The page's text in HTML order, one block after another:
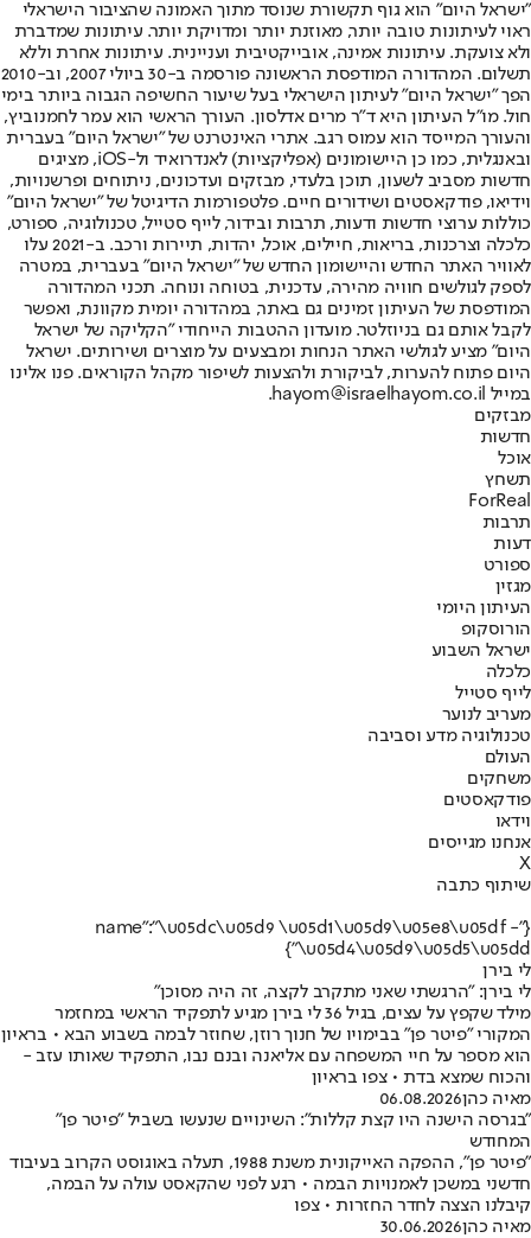
"ישראל היום" הוא גוף תקשורת שנוסד מתוך האמונה שהציבור הישראלי
ראוי לעיתונות טובה יותר, מאוזנת יותר ומדויקת יותר. עיתונות שמדברת
ולא צועקת. עיתונות אמינה, אובייקטיבית ועניינית. עיתונות אחרת וללא
תשלום. המהדורה המודפסת הראשונה פורסמה ב-30 ביולי 2007, וב-2010
הפך "ישראל היום" לעיתון הישראלי בעל שיעור החשיפה הגבוה ביותר בימי
חול. מו"ל העיתון היא ד"ר מרים אדלסון. העורך הראשי הוא עמר לחמנוביץ,
והעורך המייסד הוא עמוס רגב. אתרי האינטרנט של "ישראל היום" בעברית
ובאנגלית, כמו כן היישומונים (אפליקציות) לאנדרואיד ול-iOS, מציגים
חדשות מסביב לשעון, תוכן בלעדי, מבזקים ועדכונים, ניתוחים ופרשנויות,
וידיאו, פודקאסטים ושידורים חיים. פלטפורמות הדיגיטל של "ישראל היום"
כוללות ערוצי חדשות ודעות, תרבות ובידור, לייף סטייל, טכנולוגיה, ספורט,
כלכלה וצרכנות, בריאות, חיילים, אוכל, יהדות, תיירות ורכב. ב-2021 עלו
לאוויר האתר החדש והיישומון החדש של "ישראל היום" בעברית, במטרה
לספק לגולשים חוויה מהירה, עדכנית, בטוחה ונוחה. תכני המהדורה
המודפסת של העיתון זמינים גם באתר, במהדורה יומית מקוונת, ואפשר
לקבל אותם גם בניוזלטר. מועדון ההטבות הייחודי "הקליקה של ישראל
היום" מציע לגולשי האתר הנחות ומבצעים על מוצרים ושירותים. ישראל
היום פתוח להערות, לביקורת ולהצעות לשיפור מקהל הקוראים. פנו אלינו
במייל hayom@israelhayom.co.il.
מבזקים
חדשות
אוכל
תשחץ
ForReal
תרבות
דעות
ספורט
מגזין
העיתון היומי
הורוסקופ
ישראל השבוע
כלכלה
לייף סטייל
מעריב לנוער
טכנולוגיה מדע וסביבה
העולם
משחקים
פודקאסטים
וידאו
אנחנו מגייסים
X
שיתוף כתבה
{"name":"\u05dc\u05d9 \u05d1\u05d9\u05e8\u05df -
\u05d4\u05d9\u05d5\u05dd"}
לי בירן
לי בירן: "הרגשתי שאני מתקרב לקצה, זה היה מסוכן"
מילד שקפץ על עצים, בגיל 36 לי בירן מגיע לתפקיד הראשי במחזמר
המקורי "פיטר פן" בבימויו של חנוך רוזן, שחוזר לבמה בשבוע הבא • בראיון
הוא מספר על חיי המשפחה עם אליאנה ובנם נבו, התפקיד שאותו עזב -
והכוח שמצא בדת • צפו בראיון
מאיה כהן06.08.2026
"בגרסה הישנה היו קצת קללות": השינויים שנעשו בשביל "פיטר פן"
המחודש
"פיטר פן", ההפקה האייקונית משנת 1988, תעלה באוגוסט הקרוב בעיבוד
חדשני במשכן לאמנויות הבמה • רגע לפני שהקאסט עולה על הבמה,
קיבלנו הצצה לחדר החזרות • צפו
מאיה כהן30.06.2026